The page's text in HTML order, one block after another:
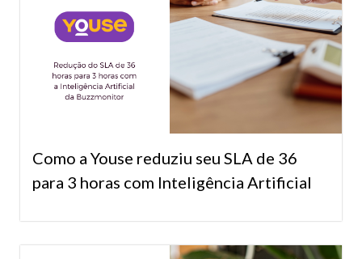
Como a Youse reduziu seu SLA de 36
para 3 horas com Inteligência Artificial